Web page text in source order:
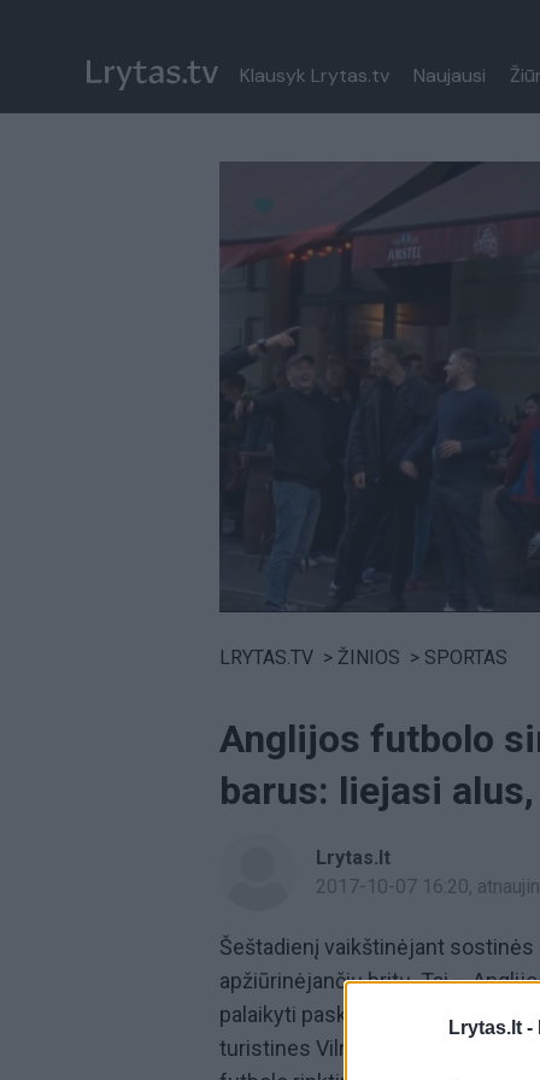
Lrytas.lt -
Klausyk Lrytas.tv Naujausi
Paremkite Ukrainą
LRYTAS.TV > ŽINIOS > SPORTAS
Anglijos futbolo
barus: liejasi
Lrytas.lt
2017-10-07 16:20,
Šeštadienį vaikštinėjant
apžiūrinėjančių britų. Tai –
palaikyti paskutinėse pasaulio
turistines Vilniaus vietas, ragauja